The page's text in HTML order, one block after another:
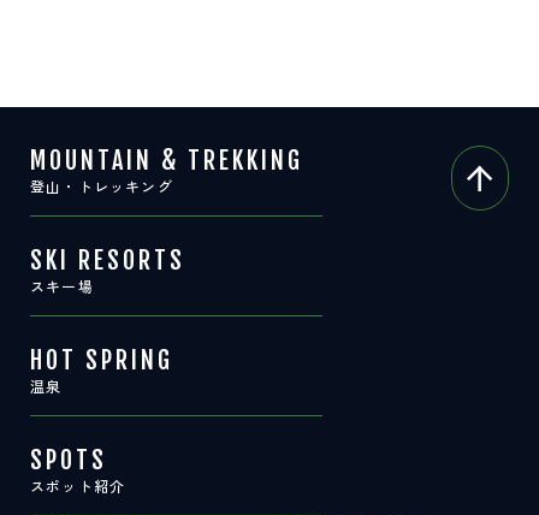
MOUNTAIN & TREKKING
登山・トレッキング
SKI RESORTS
スキー場
HOT SPRING
温泉
SPOTS
スポット紹介